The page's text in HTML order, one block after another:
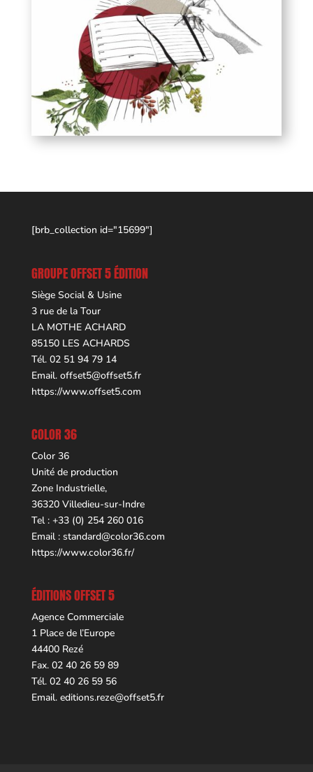
[brb_collection id="15699"]
GROUPE OFFSET 5 ÉDITION
Siège Social & Usine
3 rue de la Tour
LA MOTHE ACHARD
85150 LES ACHARDS
Tél. 02 51 94 79 14
Email. offset5@offset5.fr
https://www.offset5.com
COLOR 36
Color 36
Unité de production
Zone Industrielle,
36320 Villedieu-sur-Indre
Tel : +33 (0) 254 260 016
Email : standard@color36.com
https://www.color36.fr/
ÉDITIONS OFFSET 5
Agence Commerciale
1 Place de l’Europe
44400 Rezé
Fax. 02 40 26 59 89
Tél. 02 40 26 59 56
Email. editions.reze@offset5.fr